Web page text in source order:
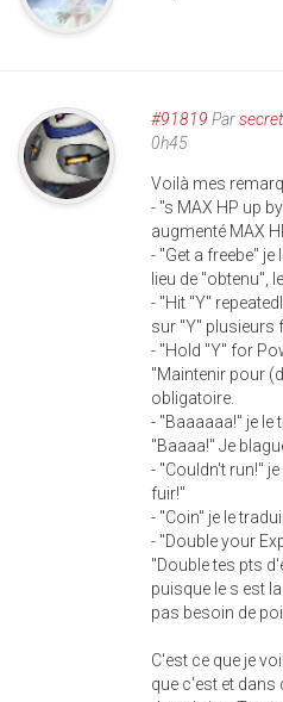
#91819 Par
0h45
Voilà mes
- "s MAX HP up
augmenté MAX
- "Get a freebe"
lieu de "obtenu",
- "Hit "Y"
sur "Y" plusieurs
- "Hold "Y" for
"Maintenir pour
obligatoire.
- "Baaaaaa!" je le
"Baaaa!" Je
- "Couldn't run!"
fuir!"
- "Coin" je le
- "Double your
"Double tes pts
puisque le s est
pas besoin de
C'est ce que je
que c'est et